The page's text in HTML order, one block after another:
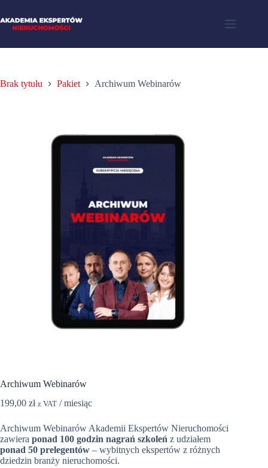
Brak tytułu Pakiet Archiwum Webinarów
Archiwum Webinarów
199,00 zł z VAT / miesiąc
Archiwum Webinarów Akademii Ekspertów Nieruchomości
zawiera ponad 100 godzin nagrań szkoleń z udziałem
ponad 50 prelegentów – wybitnych ekspertów z różnych
dziedzin branży nieruchomości.